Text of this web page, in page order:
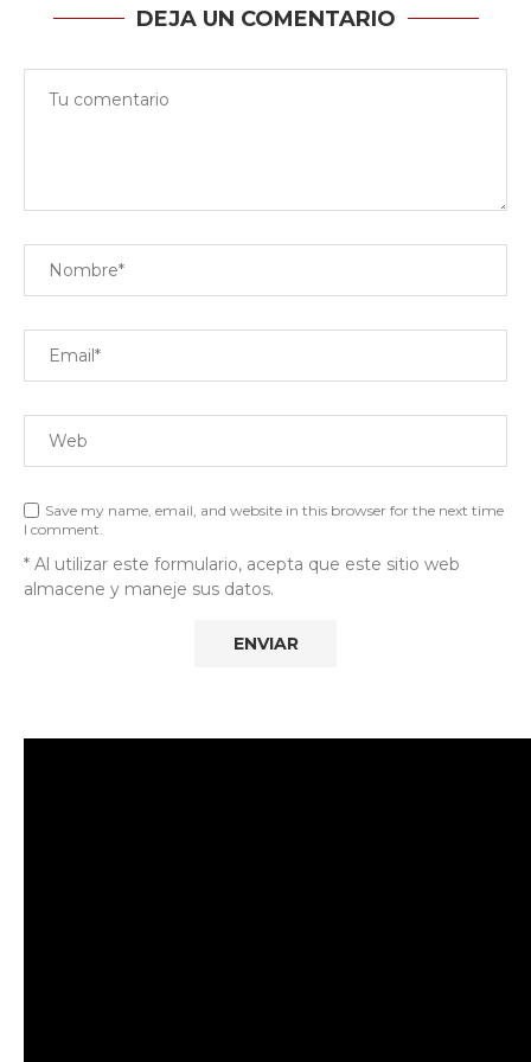
DEJA UN COMENTARIO
Save my name, email, and website in this browser for the next time
I comment.
* Al utilizar este formulario, acepta que este sitio web
almacene y maneje sus datos.